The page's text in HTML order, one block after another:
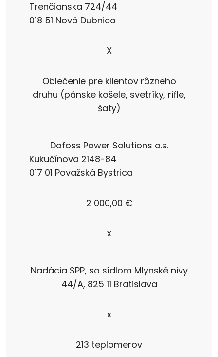
Trenčianska 724/44
018 51 Nová Dubnica
X
Oblečenie pre klientov rôzneho
druhu (pánske košele, svetríky, rifle,
šaty)
Dafoss Power Solutions a.s.
Kukučínova 2148-84
017 01 Považská Bystrica
2 000,00 €
x
Nadácia SPP, so sídlom Mlynské nivy
44/A, 825 11 Bratislava
x
213 teplomerov